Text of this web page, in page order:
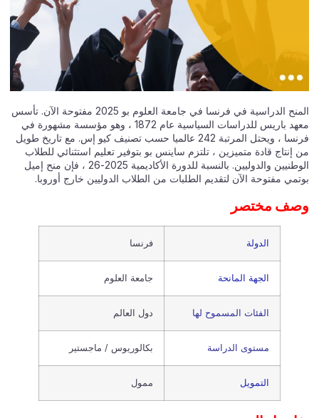
المنح الدراسية في فرنسا في جامعة العلوم بو 2025 مفتوحة الآن. تأسس
معهد باريس للدراسات السياسية عام 1872 ، وهو مؤسسة مشهورة في
فرنسا ، ويحتل المرتبة 242 عالميا حسب تصنيف كيو إس. مع تاريخ طويل
من إنتاج قادة متميزين ، تلتزم ساينس بو بتوفير تعليم استثنائي للطلاب
الوطنيين والدوليين. بالنسبة للدورة الأكاديمية 2025-26 ، فإن منح إميل
بوتمي مفتوحة الآن لتقديم الطلبات من الطلاب الدوليين خارج أوروبا.
وصف مختصر
الدولة فرنسا
الجهة المانحة جامعة العلوم
الفئات المسموح لها دول العالم
مستوى الدراسة بكالوريوس / ماجستير
التمويل ممول